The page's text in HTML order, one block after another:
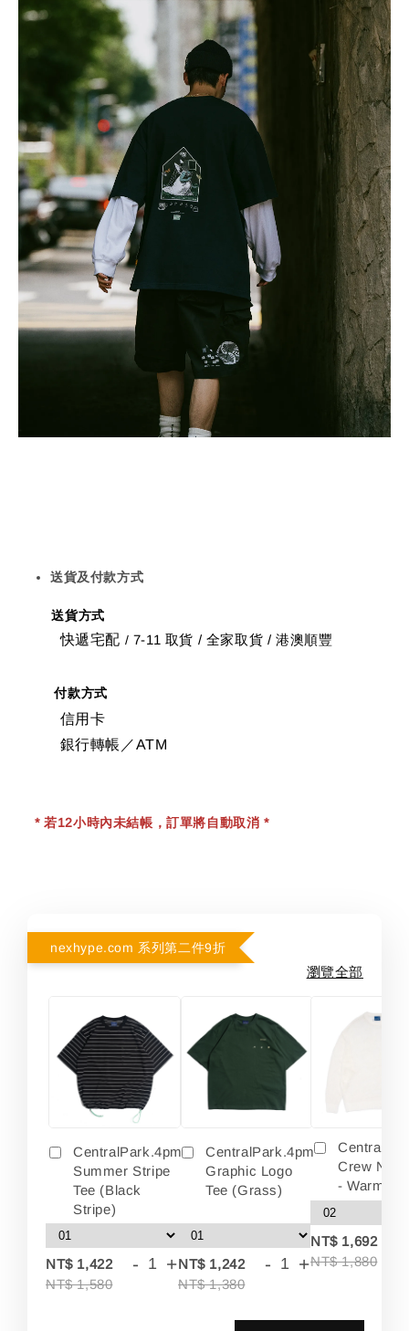
送貨及付款方式
送貨方式
快遞宅配 / 7-11 取貨 / 全家取貨 / 港澳順豐
付款方式
信用卡
銀行轉帳／ATM
* 若12小時內未結帳，訂單將自動取消 *
nexhype.com 系列第二件9折
瀏覽全部
CentralPark.4pm
Summer Stripe
Tee (Black
Stripe)
NT$ 1,422
NT$ 1,580
- +
CentralPark.4pm
Graphic Logo
Tee (Grass)
NT$ 1,242
NT$ 1,380
- +
Crew
- Warm
NT$ 1,692
NT$ 1,880